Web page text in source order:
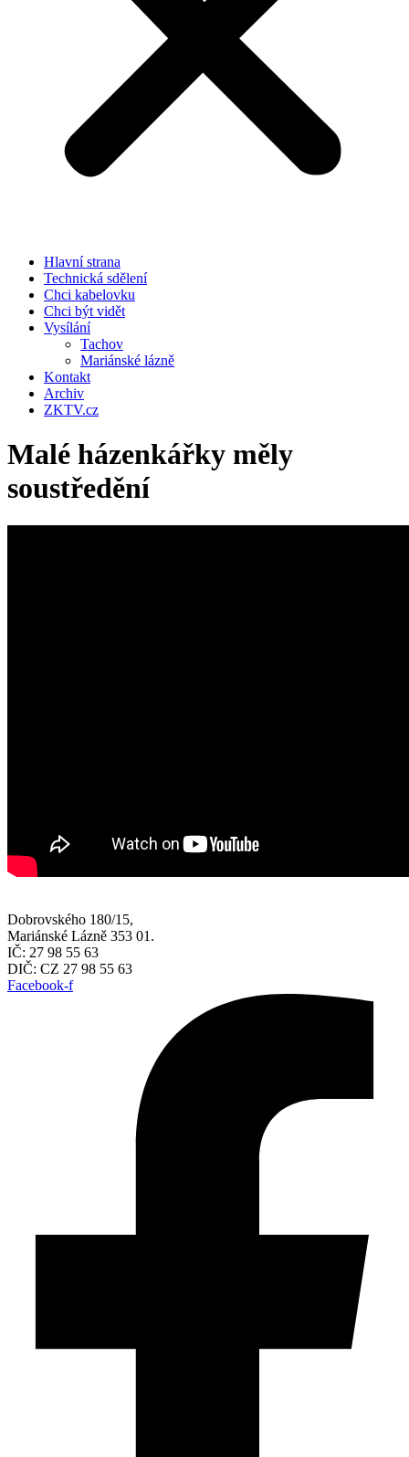
Hlavní strana
Technická sdělení
Chci kabelovku
Chci být vidět
Vysílání
Tachov
Mariánské lázně
Kontakt
Archiv
ZKTV.cz
Malé házenkářky měly
soustředění
Dobrovského 180/15,
Mariánské Lázně 353 01.
IČ: 27 98 55 63
DIČ: CZ 27 98 55 63
Facebook-f